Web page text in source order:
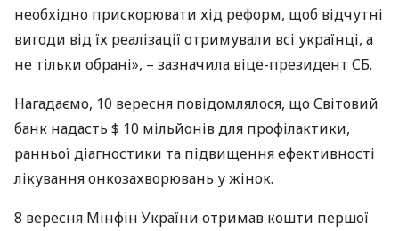
необхідно прискорювати хід реформ, щоб відчутні
вигоди від їх реалізації отримували всі українці, а
не тільки обрані», – зазначила віце-президент СБ.
Нагадаємо, 10 вересня повідомлялося, що Світовий
банк надасть $ 10 мільйонів для профілактики,
ранньої діагностики та підвищення ефективності
лікування онкозахворювань у жінок.
8 вересня Мінфін України отримав кошти першої